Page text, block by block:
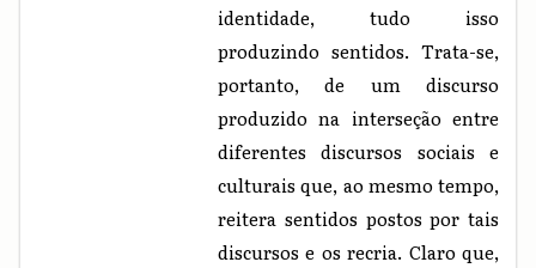
identidade, tudo isso
produzindo sentidos. Trata-se,
portanto, de um discurso
produzido na interseção entre
diferentes discursos sociais e
culturais que, ao mesmo tempo,
reitera sentidos postos por tais
discursos e os recria. Claro que,